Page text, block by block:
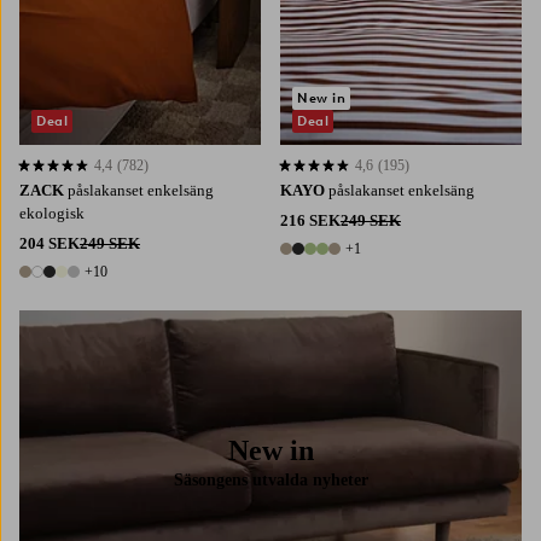
ZACK påslakanset enkelsäng
ekologisk
204 SEK249 SEK
15 färger
+10
4,4 baserat på 782 st betyg
4,4 (782)
Deal
KAYO påslakanset enkelsäng
216 SEK249 SEK
6 färger
+1
4,6 baserat på 195 st betyg
4,6 (195)
New in
Deal
New in
Säsongens utvalda nyheter